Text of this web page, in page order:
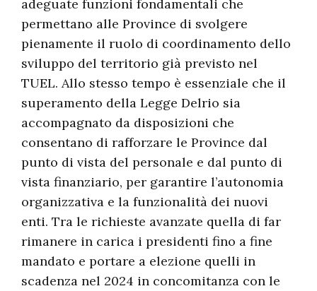
adeguate funzioni fondamentali che
permettano alle Province di svolgere
pienamente il ruolo di coordinamento dello
sviluppo del territorio già previsto nel
TUEL. Allo stesso tempo è essenziale che il
superamento della Legge Delrio sia
accompagnato da disposizioni che
consentano di rafforzare le Province dal
punto di vista del personale e dal punto di
vista finanziario, per garantire l’autonomia
organizzativa e la funzionalità dei nuovi
enti. Tra le richieste avanzate quella di far
rimanere in carica i presidenti fino a fine
mandato e portare a elezione quelli in
scadenza nel 2024 in concomitanza con le